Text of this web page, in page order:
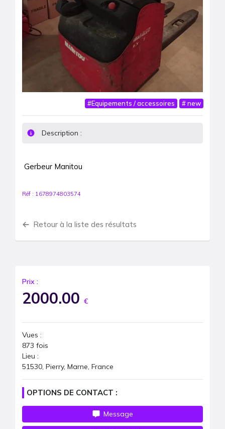
#Equipements / accessoires #new
Description :
Gerbeur Manitou
Réf : 1678974803574
Retour à la liste des résultats
Prix :
2000.00 €
Vues :
873 fois
Lieu :
51530, Pierry, Marne, France
OPTIONS DE CONTACT :
Message